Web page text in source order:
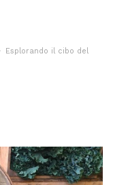
Esplorando il cibo del